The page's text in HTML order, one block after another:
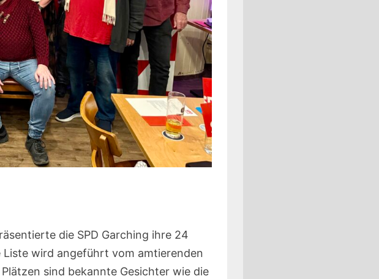
die SPD Garching ihre 24
wird angeführt vom amtierenden
sind bekannte Gesichter wie die